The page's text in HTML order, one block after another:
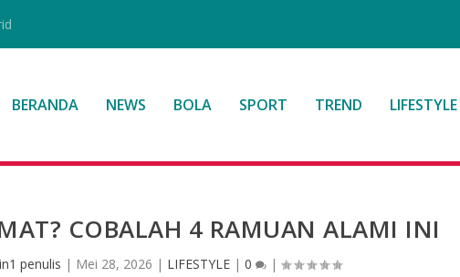
BERANDA NEWS BOLA SPORT TREND LIFESTYLE
COBALAH 4 RAMUAN ALAMI INI
penulis | Mei 28, 2026 | LIFESTYLE| 0 |